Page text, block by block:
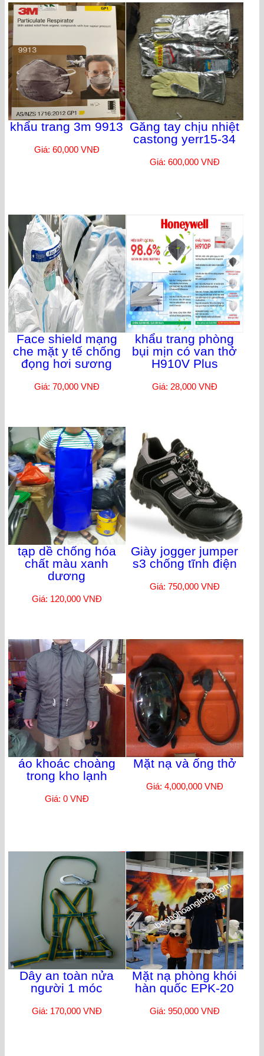
khẩu trang 3m 9913
Giá: 60,000 VNĐ
Găng tay chịu nhiệt
castong yerr15-34
Giá: 600,000 VNĐ
Face shield mạng
che mặt y tế chống
đọng hơi sương
Giá: 70,000 VNĐ
khẩu trang phòng
bụi mịn có van thở
H910V Plus
Giá: 28,000 VNĐ
tạp dề chống hóa
chất màu xanh
dương
Giá: 120,000 VNĐ
Giày jogger jumper
s3 chống tĩnh điện
Giá: 750,000 VNĐ
áo khoác choàng
trong kho lạnh
Giá: 0 VNĐ
Mặt nạ và ống thở
Giá: 4,000,000 VNĐ
Dây an toàn nửa
người 1 móc
Giá: 170,000 VNĐ
Mặt nạ phòng khói
hàn quốc EPK-20
Giá: 950,000 VNĐ